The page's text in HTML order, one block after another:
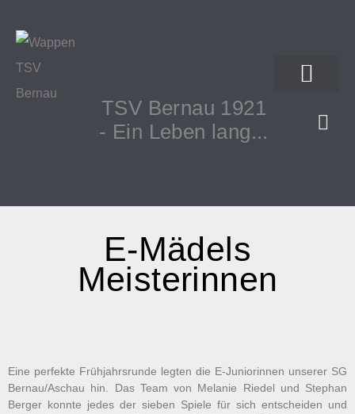
TSV Bernau 1921
- Ein Leben lang...
E-Mädels
Meisterinnen
Eine perfekte Frühjahrsrunde legten die E-Juniorinnen unserer SG
Bernau/Aschau hin. Das Team von Melanie Riedel und Stephan
Berger konnte jedes der sieben Spiele für sich entscheiden und